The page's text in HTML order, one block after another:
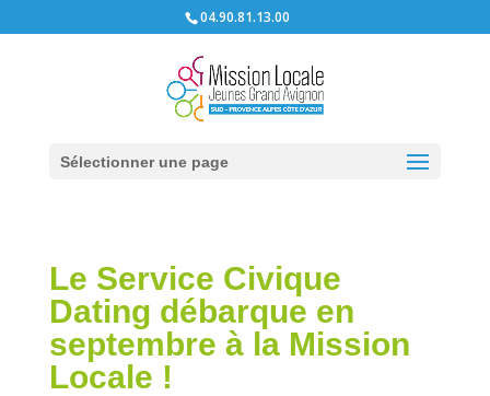
04.90.81.13.00
Sélectionner une page
Le Service Civique
Dating débarque en
septembre à la Mission
Locale !